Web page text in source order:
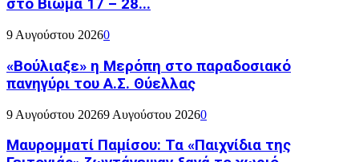
στο Βίωμα 17 – 28...
9 Αυγούστου 20260
«Βούλιαξε» η Μερόπη στο παραδοσιακό
πανηγύρι του Α.Σ. Θύελλας
9 Αυγούστου 20269 Αυγούστου 20260
Μαυρομματί Παμίσου: Τα «Παιχνίδια της